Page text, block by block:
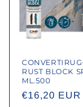
RUST BLOCK
ML.500
Prezzo
€16,20 EUR